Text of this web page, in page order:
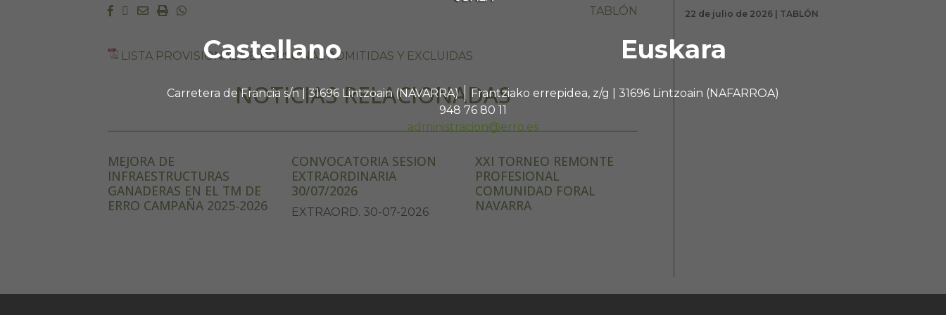
Castellano Euskara
Carretera de Francia s/n | 31696 Lintzoain (NAVARRA)
Frantziako errepidea, z/g | 31696 Lintzoain (NAFARROA)
948 76 80 11
administracion@erro.es
Facebook
Twitter
EmailImprimir
Whatsapp TABLÓN
LISTA PROVISIONAL DE PERSONAS ADMITIDAS Y EXCLUIDAS
NOTICIAS RELACIONADAS
MEJORA DE
INFRAESTRUCTURAS
GANADERAS EN EL TM DE
ERRO CAMPAÑA 2025-2026
CONVOCATORIA SESION
EXTRAORDINARIA
30/07/2026
EXTRAORD. 30-07-2026
XXI TORNEO REMONTE
PROFESIONAL
COMUNIDAD FORAL
NAVARRA
22 de julio de 2026 | TABLÓN